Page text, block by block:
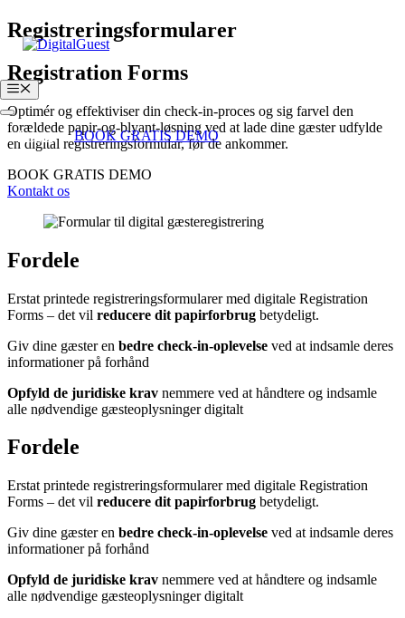
Hop
til
Menu
Login BOOK GRATIS DEMO
Registreringsformularer
Registration Forms
Optimér og effektiviser din check-in-proces og sig farvel den
forældede papir-og-blyant-løsning ved at lade dine gæster udfylde
en digital registreringsformular, før de ankommer.
BOOK GRATIS DEMO
Kontakt os
Fordele
Erstat printede registreringsformularer med digitale Registration
Forms – det vil reducere dit papirforbrug betydeligt.
Giv dine gæster en bedre check-in-oplevelse ved at indsamle deres
informationer på forhånd
Opfyld de juridiske krav nemmere ved at håndtere og indsamle
alle nødvendige gæsteoplysninger digitalt
Fordele
Erstat printede registreringsformularer med digitale Registration
Forms – det vil reducere dit papirforbrug betydeligt.
Giv dine gæster en bedre check-in-oplevelse ved at indsamle deres
informationer på forhånd
Opfyld de juridiske krav nemmere ved at håndtere og indsamle
alle nødvendige gæsteoplysninger digitalt